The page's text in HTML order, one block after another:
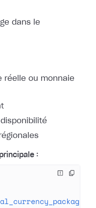
dans le
réelle ou monnaie
: